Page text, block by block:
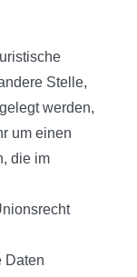
Stelle,
werden,
um einen
die im
Daten